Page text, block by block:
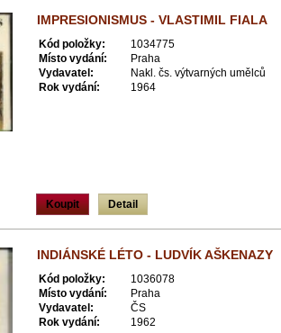
IMPRESIONISMUS - VLASTIMIL FIALA
Kód položky:
1034775
Místo vydání:
Praha
Vydavatel:
Nakl. čs. výtvarných umělců
Rok vydání:
1964
Koupit Detail
INDIÁNSKÉ LÉTO - LUDVÍK AŠKENAZY
Kód položky:
1036078
Místo vydání:
Praha
Vydavatel:
ČS
Rok vydání:
1962